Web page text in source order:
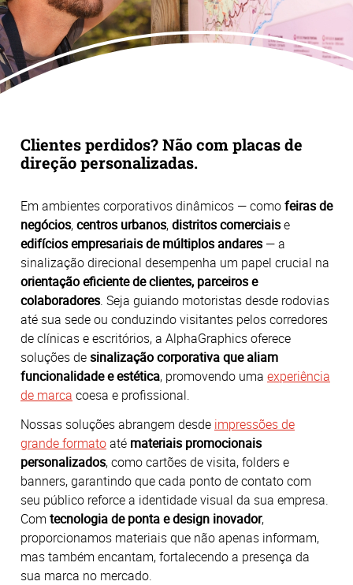
Clientes perdidos? Não com placas de
direção personalizadas.
Em ambientes corporativos dinâmicos — comofeiras de
negócios,centros urbanos,distritos comerciaise
edifícios empresariais de múltiplos andares — a
sinalização direcional desempenha um papel crucial na
orientação eficiente de clientes, parceiros e
colaboradores. Seja guiando motoristas desde rodovias
até sua sede ou conduzindo visitantes pelos corredores
de clínicas e escritórios, a AlphaGraphics oferece
soluções desinalização corporativa que aliam
funcionalidade e estética, promovendo uma experiência
de marca coesa e profissional.
Nossas soluções abrangem desde impressões de
grande formatoaté materiais promocionais
personalizados, como cartões de visita, folders e
banners, garantindo que cada ponto de contato com
seu público reforce a identidade visual da sua empresa.
Com tecnologia de ponta e design inovador,
proporcionamos materiais que não apenas informam,
mas também encantam, fortalecendo a presença da
sua marca no mercado.